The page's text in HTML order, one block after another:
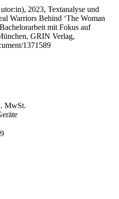
, 2023, Textanalyse und
Warriors Behind ‘The Woman
mit Fokus auf
GRIN Verlag,
1371589
MwSt.